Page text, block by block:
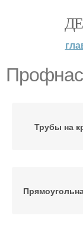
Трубы на